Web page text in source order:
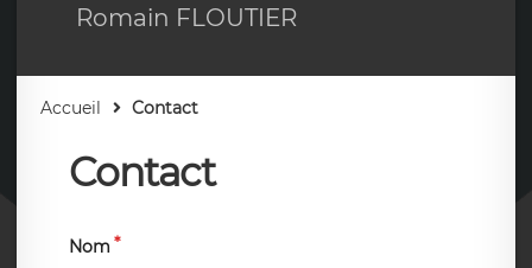
Romain FLOUTIER
Accueil Contact
Contact
Nom